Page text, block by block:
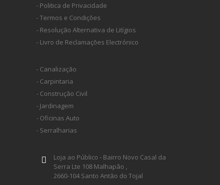
- Politica de Privacidade
- Termos e Condições
- Resolução Alternativa de Litígios
- Livro de Reclamações Electrónico
- Canalização
- Carpintaria
- Construção Civil
- Jardinagem
- Oficinas Auto
- Serralharias
Loja ao Público - Bairro Novo Casal da
Serra Lte 108 Malhapão ,
2660-104 Santo Antão do Tojal